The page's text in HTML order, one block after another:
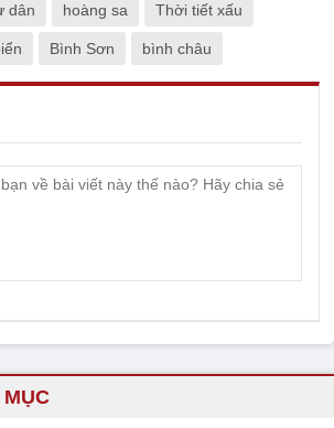
dân hoàng sa Thời tiết xấu
Bình Sơn bình châu